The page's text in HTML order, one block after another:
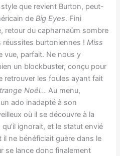
que revient Burton, peut-
deBig Eyes. Fini
retour du capharnaüm sombre
réussites burtoniennes !Miss
vue, parfait. Ne nous y
un blockbuster, conçu pour
retrouver les foules ayant fait
Noël… Au menu,
ado inadapté à son
où il se découvre à la
ignorait, et le statut envié
il ne bénéficiait guère dans le
se lance donc finalement